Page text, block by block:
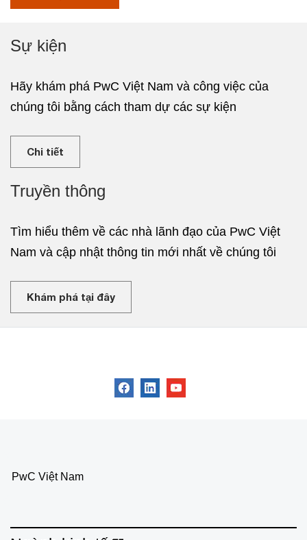
Sự kiện
Hãy khám phá PwC Việt Nam và công việc của
chúng tôi bằng cách tham dự các sự kiện
Chi tiết
Truyền thông
Tìm hiểu thêm về các nhà lãnh đạo của PwC Việt
Nam và cập nhật thông tin mới nhất về chúng tôi
Khám phá tại đây
PwC Việt Nam